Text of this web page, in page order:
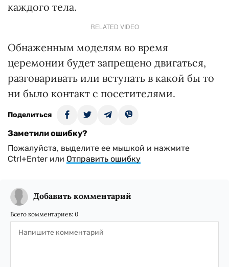
каждого тела.
RELATED VIDEO
Обнаженным моделям во время
церемонии будет запрещено двигаться,
разговаривать или вступать в какой бы то
ни было контакт с посетителями.
Поделиться
Заметили ошибку?
Пожалуйста, выделите ее мышкой и нажмите
Ctrl+Enter или Отправить ошибку
Добавить комментарий
Всего комментариев: 0